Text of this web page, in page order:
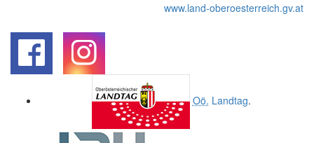
www.land-oberoesterreich.gv.at
Oö. Landtag.